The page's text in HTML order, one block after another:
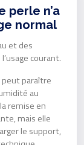
perle n’a
normal
et des
courant.
peut paraître
au
remise en
mais elle
le support,